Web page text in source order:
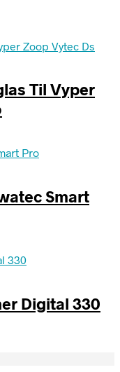
kr..Til Vyper
Smart
Digital 330